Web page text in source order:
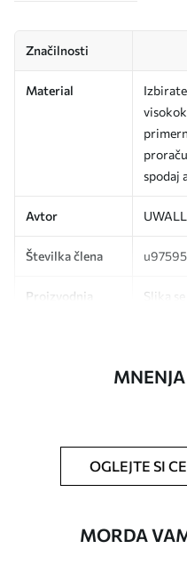
Značilnosti
Material
spodaj
Avtor
Številka člena u97595
Proizvodnja
Slika
lahko
OGLEJTE SI
MORDA